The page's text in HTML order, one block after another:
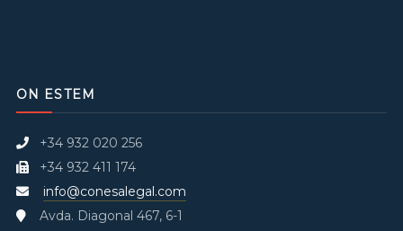
ON ESTEM
+34 932 020 256
+34 932 411 174
info@conesalegal.com
Avda. Diagonal 467, 6-1